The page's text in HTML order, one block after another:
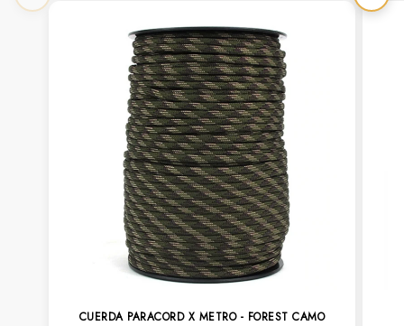
CUERDA PARACORD X METRO - FOREST CAMO